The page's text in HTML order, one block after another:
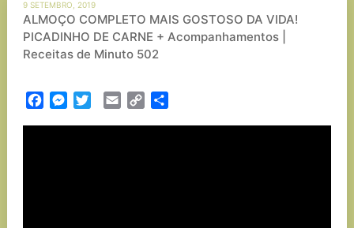
9 SETEMBRO, 2019
ALMOÇO COMPLETO MAIS GOSTOSO DA VIDA!
PICADINHO DE CARNE + Acompanhamentos |
Receitas de Minuto 502
FacebookMessenger
TwitterEmail Copy